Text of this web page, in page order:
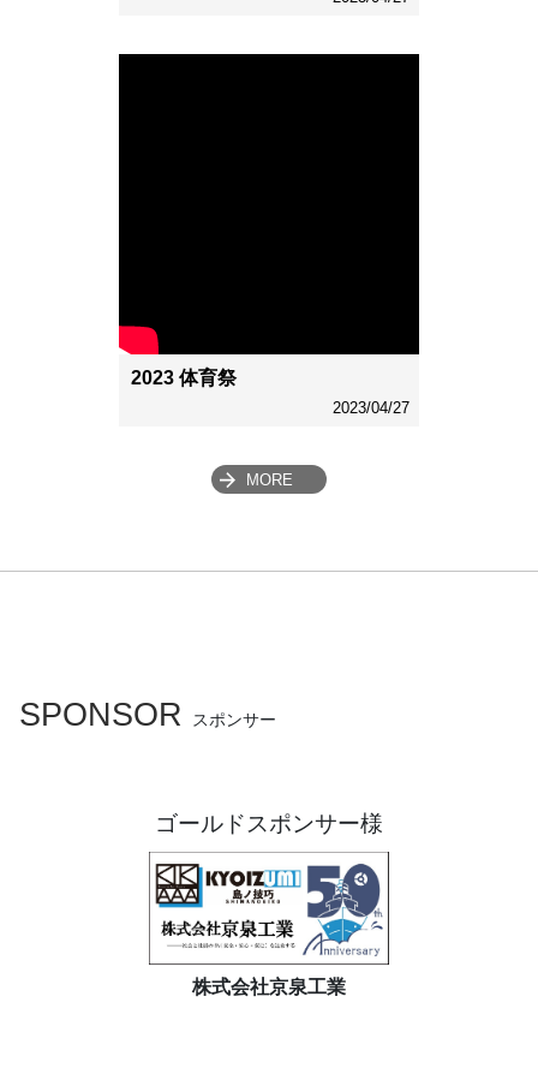
2023 体育祭
2023/04/27
MORE
スポンサー
SPONSOR
ゴールドスポンサー様
株式会社京泉工業